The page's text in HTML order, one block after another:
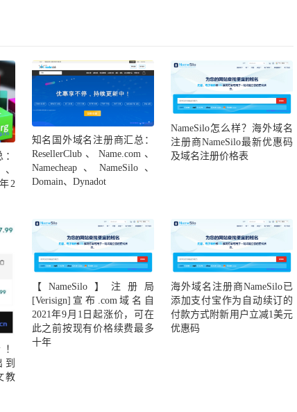
2
知名国外域名注册商汇总：
ResellerClub、Name.com、
Namecheap、NameSilo、
Domain、Dynadot
NameSilo怎么样？海外域名
注册商NameSilo最新优惠码
及域名注册价格表
教
【NameSilo】注册局
[Verisign]宣布.com域名自
2021年9月1日起涨价，可在
此之前按现有价格续费最多
十年
海外域名注册商NameSilo已
添加支付宝作为自动续订的
付款方式附新用户立减1美元
优惠码